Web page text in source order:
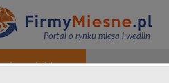
Portal o rynku mięsa i wędlin
produkty